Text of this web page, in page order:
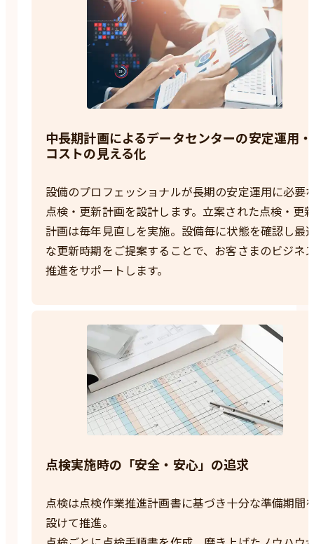
中長期計画によるデータセンターの安定運用・
コストの見える化
設備のプロフェッショナルが長期の安定運用に必要
点検・更新計画を設計します。立案された点検・更
計画は毎年見直しを実施。設備毎に状態を確認し最
な更新時期をご提案することで、お客さまのビジネ
推進をサポートします。
点検実施時の「安全・安心」の追求
点検は点検作業推進計画書に基づき十分な準備期間
設けて推進。